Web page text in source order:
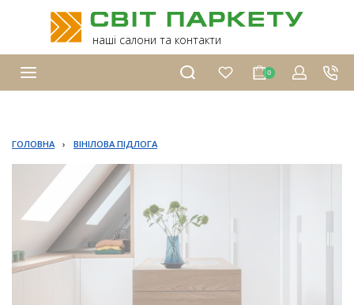
наші салони та контакти
0
ГОЛОВНА › ВІНІЛОВА ПІДЛОГА